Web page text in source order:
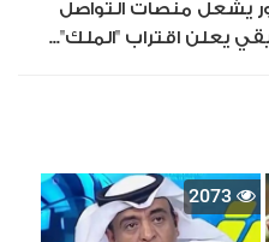
يشعل منصات التواصل
يعلن اقتراب "الملك"...
2073